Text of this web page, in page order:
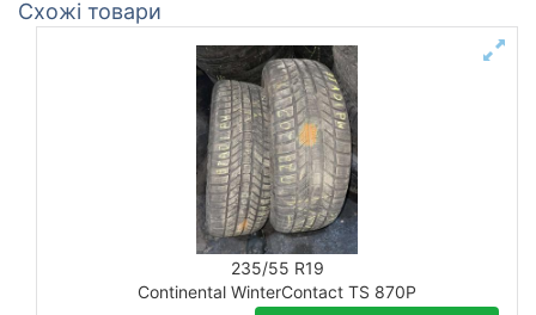
Схожі товари
235/55 R19
Continental WinterContact TS 870P